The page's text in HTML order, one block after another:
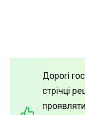
Дорогі
стрічці